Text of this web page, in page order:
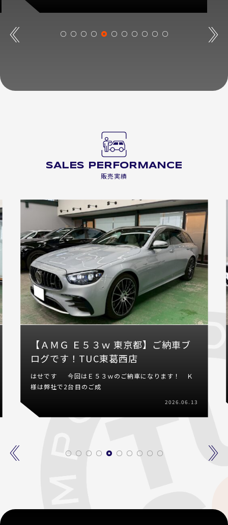
販売実績
SALES PERFORMANCE
2026.06.13
【ＡＭＧ Ｅ５３ｗ 東京都】ご納車ブ
ログです！TUC東葛西店
はせです 今回はＥ５３ｗのご納車になります！ Ｋ
様は弊社で2台目のご成